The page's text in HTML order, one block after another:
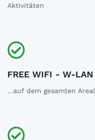
Aktivitäten
FREE WIFI - W-LAN
...auf dem gesamten Areal